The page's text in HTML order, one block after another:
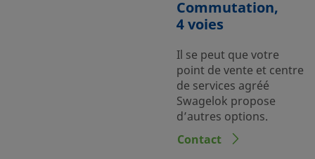
Commutation,
4 voies
Il se peut que votre
point de vente et centre
de services agréé
Swagelok propose
d’autres options.
Contact